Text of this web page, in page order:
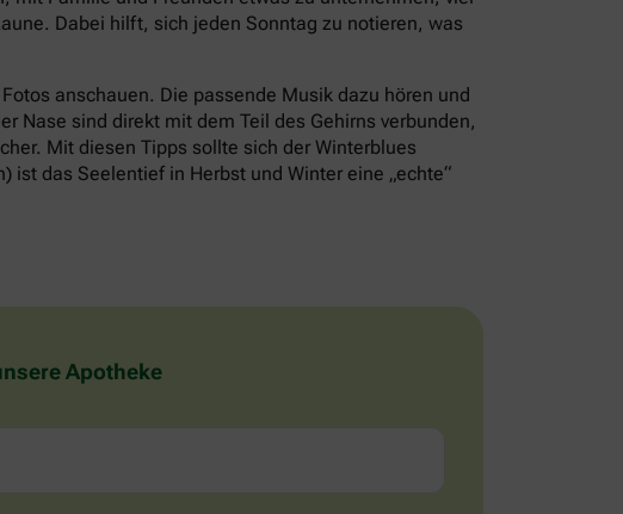
Dabei hilft, sich jeden Sonntag zu notieren, was
anschauen. Die passende Musik dazu hören und
Nase sind direkt mit dem Teil des Gehirns verbunden,
Mit diesen Tipps sollte sich der Winterblues
ist das Seelentief in Herbst und Winter eine „echte“
Apotheke